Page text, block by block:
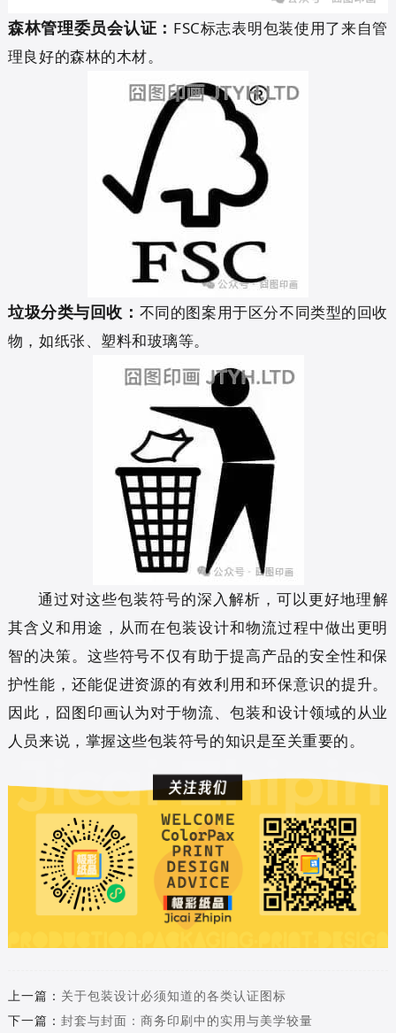
森林管理委员会认证： FSC标志表明包装使用了来自管
理良好的森林的木材。
垃圾分类与回收： 不同的图案用于区分不同类型的回收
物，如纸张、塑料和玻璃等。
通过对这些包装符号的深入解析，可以更好地理解
其含义和用途，从而在包装设计和物流过程中做出更明
智的决策。这些符号不仅有助于提高产品的安全性和保
护性能，还能促进资源的有效利用和环保意识的提升。
因此，囧图印画认为对于物流、包装和设计领域的从业
人员来说，掌握这些包装符号的知识是至关重要的。
上一篇： 关于包装设计必须知道的各类认证图标
下一篇： 封套与封面：商务印刷中的实用与美学较量